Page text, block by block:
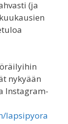
(ja
nykyään
Instagram-
lapsipyora